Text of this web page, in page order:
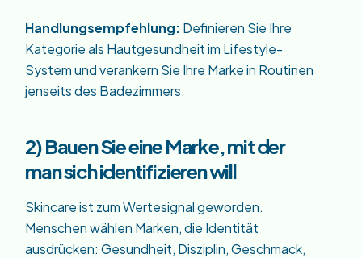
Handlungsempfehlung: Definieren Sie Ihre
Kategorie als Hautgesundheit im Lifestyle-
System und verankern Sie Ihre Marke in Routinen
jenseits des Badezimmers.
2) Bauen Sie eine Marke, mit der
man sich identifizieren will
Skincare ist zum Wertesignal geworden.
Menschen wählen Marken, die Identität
ausdrücken: Gesundheit, Disziplin, Geschmack,